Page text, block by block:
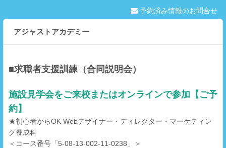
予約済み情報のお問合せ
アジャストアカデミー
■求職者支援訓練（合同説明会）
施設見学会をご来校またはオンラインで参加【ご予
約】
★初心者からOK Webデザイナー・ディレクター・マーケティン
グ養成科
＜コース番号「5-08-13-002-11-0238」＞